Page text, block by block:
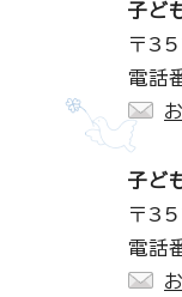
子ど
〒
電話
子ど
〒
電話